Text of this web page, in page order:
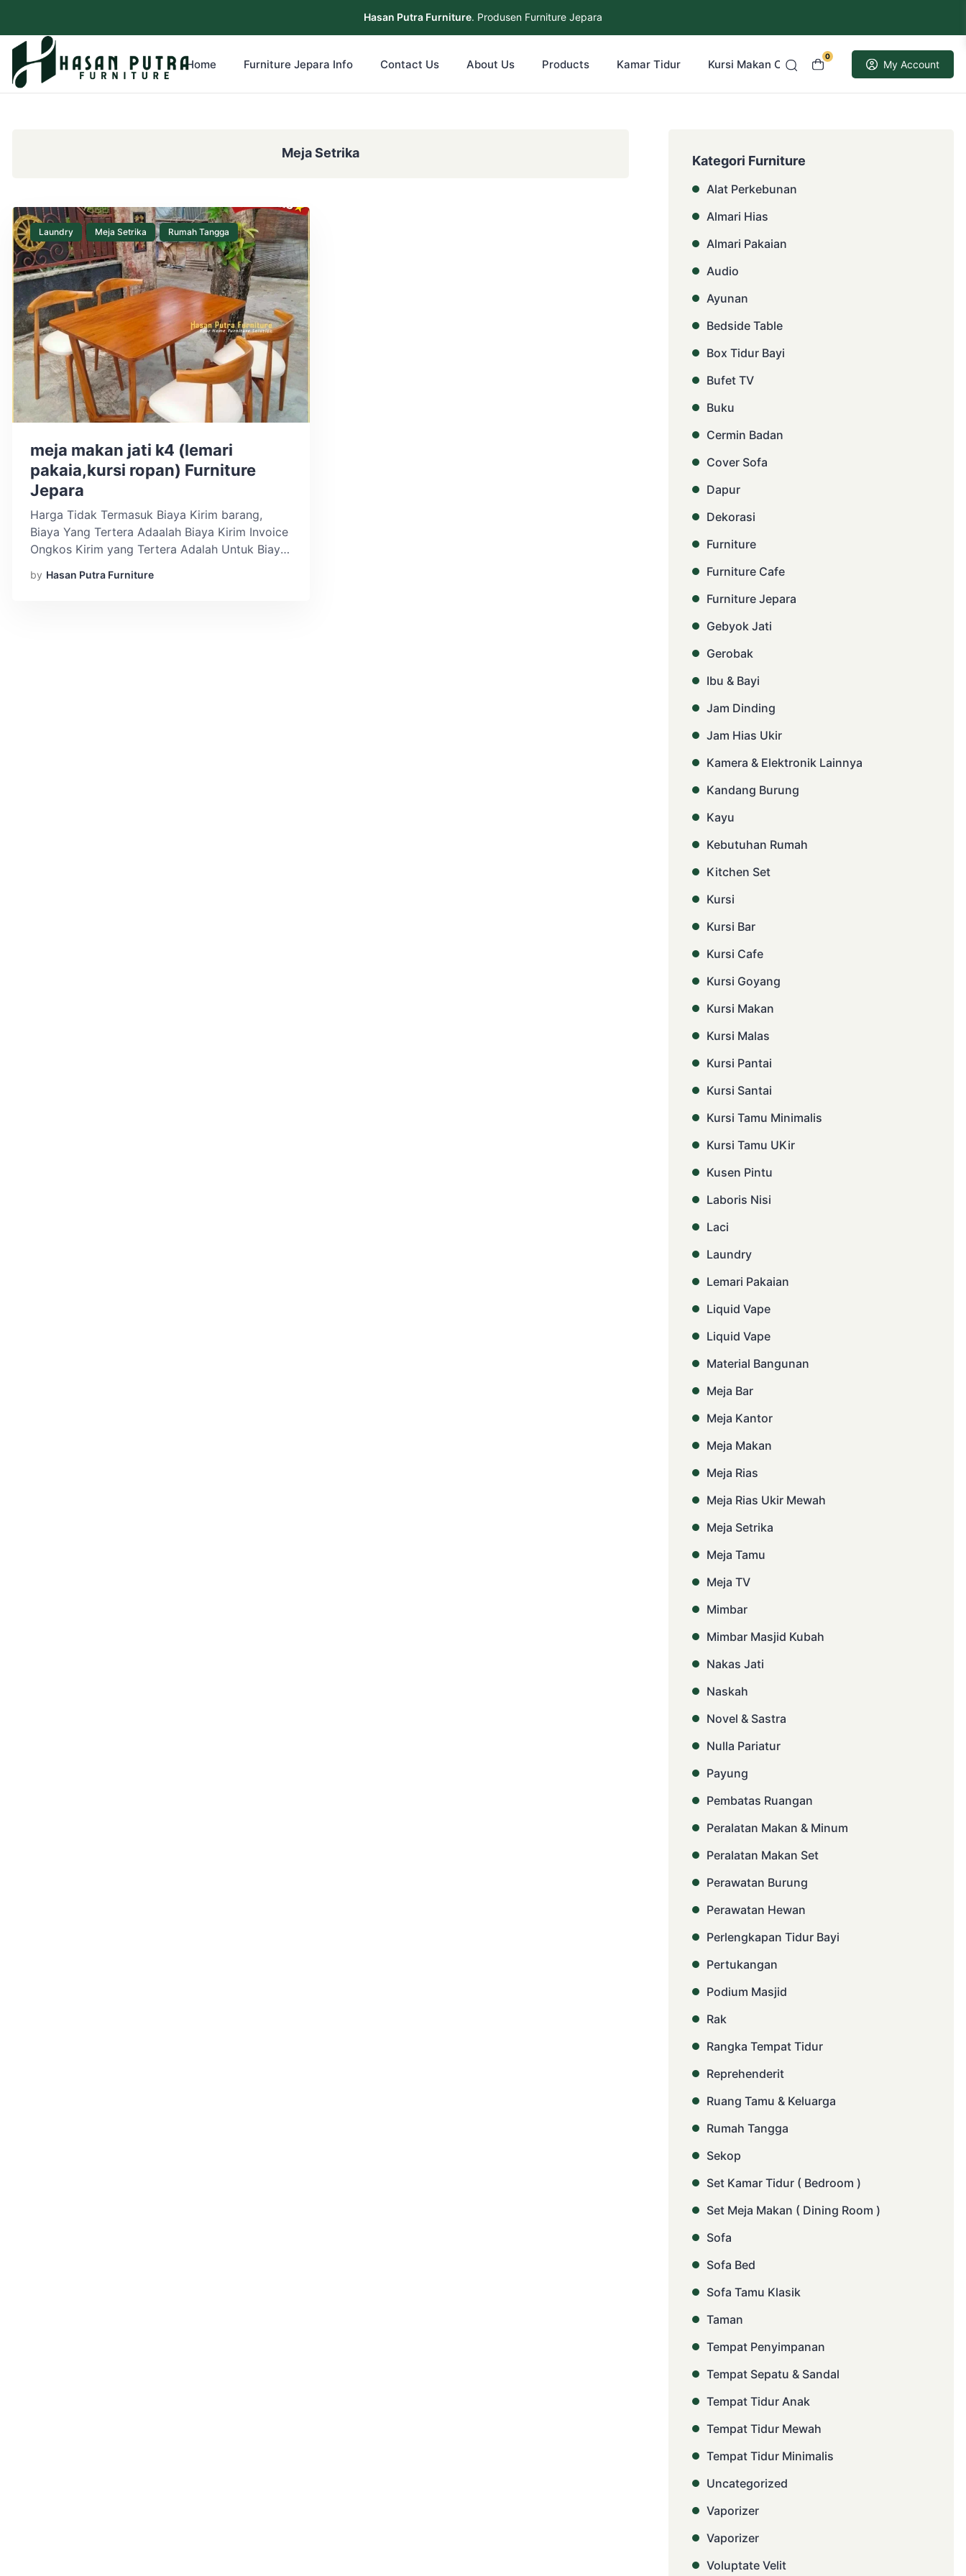
Hasan Putra Furniture. Produsen Furniture Jepara
0
My Account
Home Furniture Jepara Info Contact Us About Us Products Kamar Tidur Kursi Makan Cafe Resto Kusen Pintu Jati
Meja Setrika
Laundry Meja Setrika Rumah Tangga
meja makan jati k4 (lemari
pakaia,kursi ropan) Furniture
Jepara
Harga Tidak Termasuk Biaya Kirim barang,
Biaya Yang Tertera Adaalah Biaya Kirim Invoice
Ongkos Kirim yang Tertera Adalah Untuk Biaya
Dengan Keinginan Anda Sistem pemesanan :
by Hasan Putra Furniture
Kategori Furniture
Alat Perkebunan
Almari Hias
Almari Pakaian
Audio
Ayunan
Bedside Table
Box Tidur Bayi
Bufet TV
Buku
Cermin Badan
Cover Sofa
Dapur
Dekorasi
Furniture
Furniture Cafe
Furniture Jepara
Gebyok Jati
Gerobak
Ibu & Bayi
Jam Dinding
Jam Hias Ukir
Kamera & Elektronik Lainnya
Kandang Burung
Kayu
Kebutuhan Rumah
Kitchen Set
Kursi
Kursi Bar
Kursi Cafe
Kursi Goyang
Kursi Makan
Kursi Malas
Kursi Pantai
Kursi Santai
Kursi Tamu Minimalis
Kursi Tamu UKir
Kusen Pintu
Laboris Nisi
Laci
Laundry
Lemari Pakaian
Liquid Vape
Liquid Vape
Material Bangunan
Meja Bar
Meja Kantor
Meja Makan
Meja Rias
Meja Rias Ukir Mewah
Meja Setrika
Meja Tamu
Meja TV
Mimbar
Mimbar Masjid Kubah
Nakas Jati
Naskah
Novel & Sastra
Nulla Pariatur
Payung
Pembatas Ruangan
Peralatan Makan & Minum
Peralatan Makan Set
Perawatan Burung
Perawatan Hewan
Perlengkapan Tidur Bayi
Pertukangan
Podium Masjid
Rak
Rangka Tempat Tidur
Reprehenderit
Ruang Tamu & Keluarga
Rumah Tangga
Sekop
Set Kamar Tidur ( Bedroom )
Set Meja Makan ( Dining Room )
Sofa
Sofa Bed
Sofa Tamu Klasik
Taman
Tempat Penyimpanan
Tempat Sepatu & Sandal
Tempat Tidur Anak
Tempat Tidur Mewah
Tempat Tidur Minimalis
Uncategorized
Vaporizer
Vaporizer
Voluptate Velit